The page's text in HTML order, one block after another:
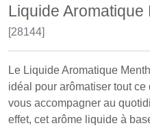
Liquide
[28144]
Le Liquide Aromatique
idéal pour arômatiser tout
vous accompagner au
effet, cet arôme liquide à